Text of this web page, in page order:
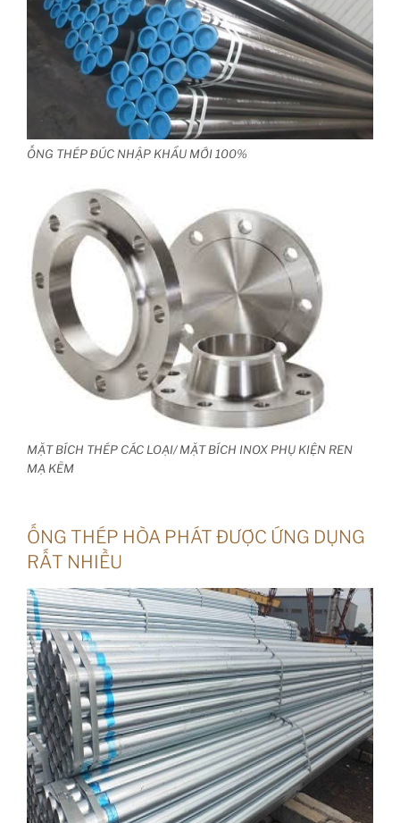
ỐNG THÉP ĐÚC NHẬP KHẨU MỚI 100%
MẶT BÍCH THÉP CÁC LOẠI/ MẶT BÍCH INOX PHỤ KIỆN REN
MẠ KẼM
ỐNG THÉP HÒA PHÁT ĐƯỢC ỨNG DỤNG
RẤT NHIỀU